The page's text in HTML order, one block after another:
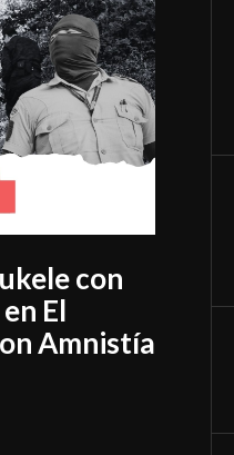
con
El
Amnistía